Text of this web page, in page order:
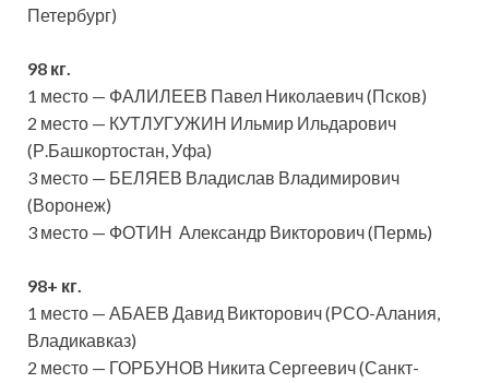
Петербург)
98 кг.
1 место — ФАЛИЛЕЕВ Павел Николаевич (Псков)
2 место — КУТЛУГУЖИН Ильмир Ильдарович
(Р.Башкортостан, Уфа)
3 место — БЕЛЯЕВ Владислав Владимирович
(Воронеж)
3 место — ФОТИН Александр Викторович (Пермь)
98+ кг.
1 место — АБАЕВ Давид Викторович (РСО-Алания,
Владикавказ)
2 место — ГОРБУНОВ Никита Сергеевич (Санкт-